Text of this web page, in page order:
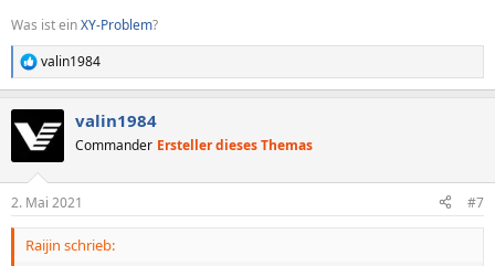
Was ist einXY-Problem?
R
e
k
t
e
n
valin1984
valin1984
Commander Ersteller dieses Themas
2. Mai 2021 #7
Raijin schrieb: